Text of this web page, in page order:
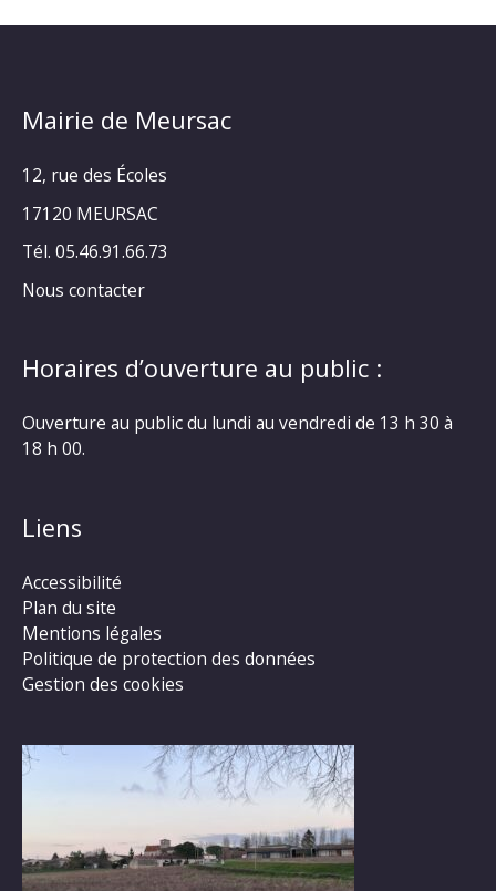
Mairie de Meursac
12, rue des Écoles
17120 MEURSAC
Tél. 05.46.91.66.73
Nous contacter
Horaires d’ouverture au public :
Ouverture au public du lundi au vendredi de 13 h 30 à
18 h 00.
Liens
Accessibilité
Plan du site
Mentions légales
Politique de protection des données
Gestion des cookies